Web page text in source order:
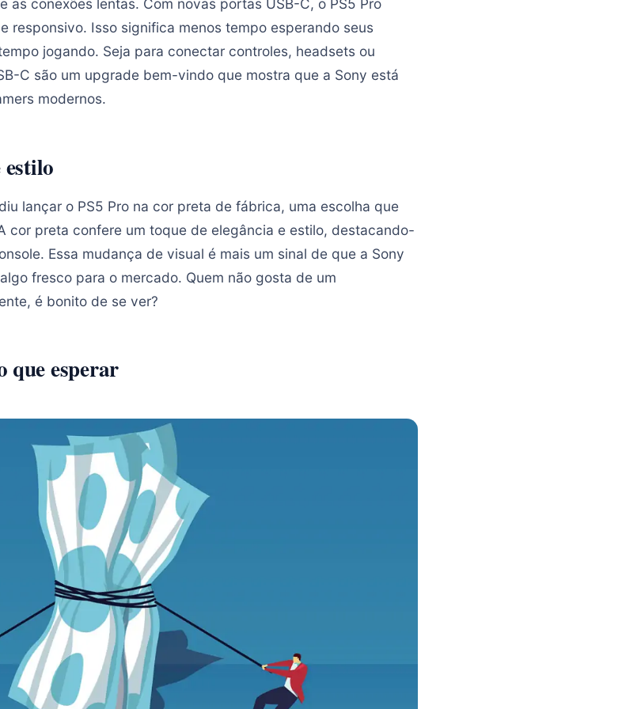
as conexões lentas. Com novas portas USB-C, o PS5 Pro
responsivo. Isso significa menos tempo esperando seus
jogando. Seja para conectar controles, headsets ou
C são um upgrade bem-vindo que mostra que a Sony está
modernos.
lançar o PS5 Pro na cor preta de fábrica, uma escolha que
cor preta confere um toque de elegância e estilo, destacando-
Essa mudança de visual é mais um sinal de que a Sony
fresco para o mercado. Quem não gosta de um
é bonito de se ver?
que esperar